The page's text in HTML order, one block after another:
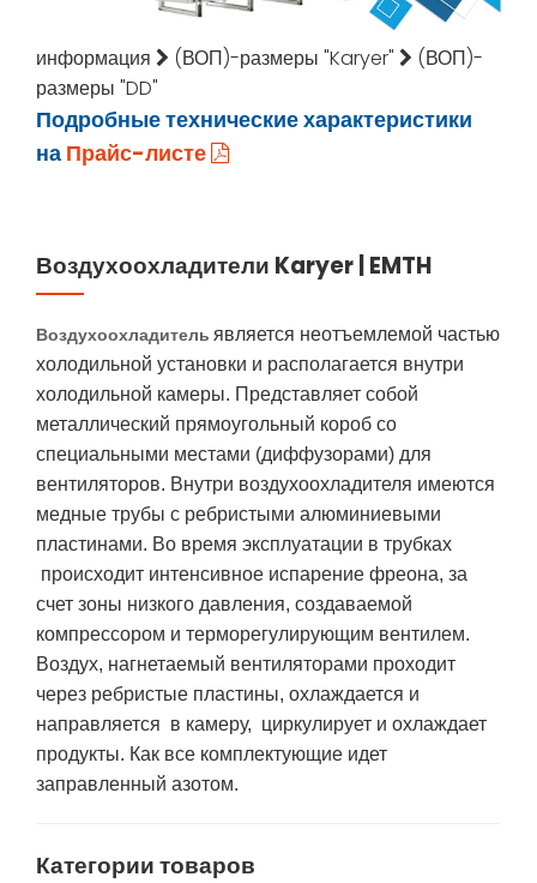
информация (ВОП)-размеры "Karyer"
(ВОП)-
размеры "DD"
Подробные технические характеристики
на Прайс-листе
Воздухоохладители Karyer | EMTH
Воздухоохладитель является неотъемлемой частью
холодильной установки и располагается внутри
холодильной камеры. Представляет собой
металлический прямоугольный короб со
специальными местами (диффузорами) для
вентиляторов. Внутри воздухоохладителя имеются
медные трубы с ребристыми алюминиевыми
пластинами. Во время эксплуатации в трубках
происходит интенсивное испарение фреона, за
счет зоны низкого давления, создаваемой
компрессором и терморегулирующим вентилем.
Воздух, нагнетаемый вентиляторами проходит
через ребристые пластины, охлаждается и
направляется в камеру, циркулирует и охлаждает
продукты. Как все комплектующие идет
заправленный азотом.
Категории товаров